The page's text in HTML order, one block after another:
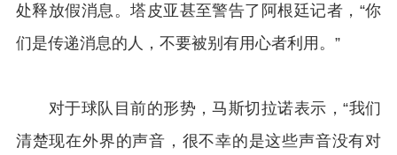
处释放假消息。塔皮亚甚至警告了阿根廷记者，“你
们是传递消息的人，不要被别有用心者利用。”
对于球队目前的形势，马斯切拉诺表示，“我们
清楚现在外界的声音，很不幸的是这些声音没有对